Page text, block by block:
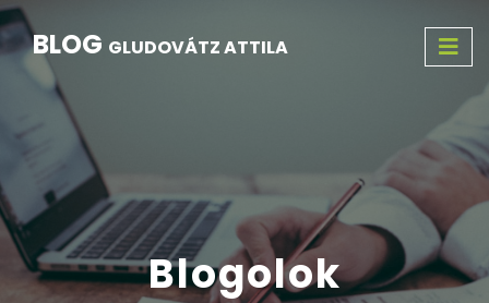
BLOG GLUDOVÁTZ ATTILA
Blogolok